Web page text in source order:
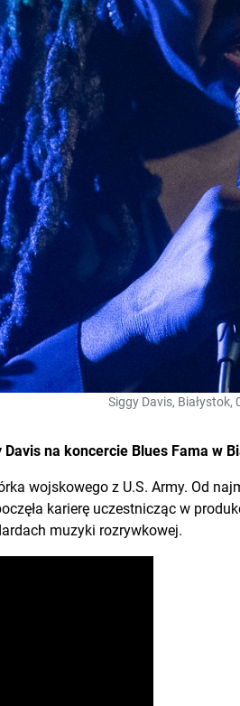
Siggy Davis, Białystok,
na koncercie Blues Fama w
wojskowego z U.S. Army. Od
karierę uczestnicząc w
muzyki rozrywkowej.